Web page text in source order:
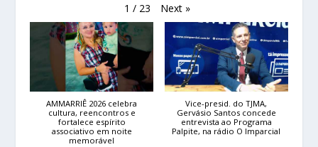
1 / 23 Next »
AMMARRIÊ 2026 celebra
cultura, reencontros e
fortalece espírito
associativo em noite
memorável
Vice-presid. do TJMA,
Gervásio Santos concede
entrevista ao Programa
Palpite, na rádio O Imparcial